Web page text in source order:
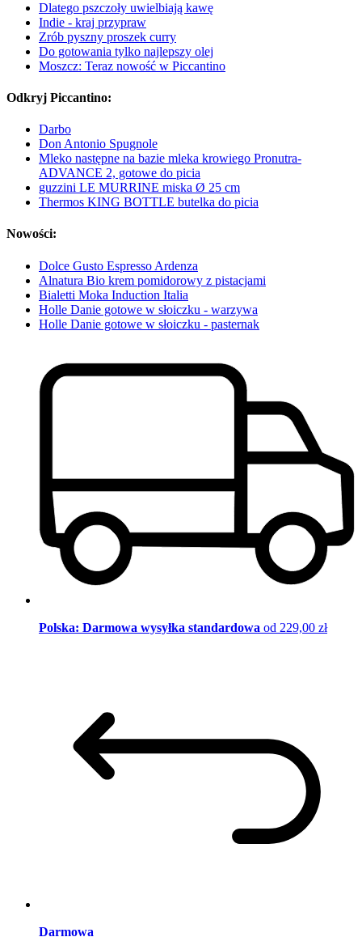
Dlatego pszczoły uwielbiają kawę
Indie - kraj przypraw
Zrób pyszny proszek curry
Do gotowania tylko najlepszy olej
Moszcz: Teraz nowość w Piccantino
Odkryj Piccantino:
Darbo
Don Antonio Spugnole
Mleko następne na bazie mleka krowiego Pronutra-
ADVANCE 2, gotowe do picia
guzzini LE MURRINE miska Ø 25 cm
Thermos KING BOTTLE butelka do picia
Nowości:
Dolce Gusto Espresso Ardenza
Alnatura Bio krem pomidorowy z pistacjami
Bialetti Moka Induction Italia
Holle Danie gotowe w słoiczku - warzywa
Holle Danie gotowe w słoiczku - pasternak
Polska: Darmowa wysyłka standardowa od 229,00 zł
Darmowa